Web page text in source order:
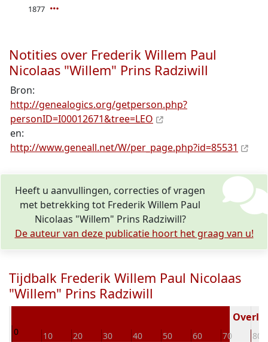
1877
Notities over Frederik Willem Paul
Nicolaas "Willem" Prins Radziwill
Bron:
http://genealogics.org/getperson.php?
personID=I00012671&tree=LEO
en:
http://www.geneall.net/W/per_page.php?id=85531
Heeft u aanvullingen, correcties of vragen
met betrekking tot Frederik Willem Paul
Nicolaas "Willem" Prins Radziwill?
De auteur van deze publicatie hoort het graag van u!
Tijdbalk Frederik Willem Paul Nicolaas
"Willem" Prins Radziwill
0 10 20 30 40 50 60 70 80